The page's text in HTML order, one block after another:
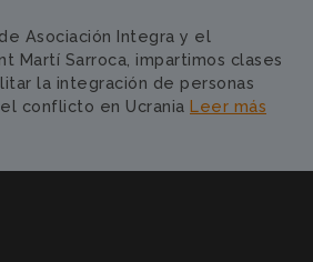
Asociación Integra y el
Martí Sarroca, impartimos clases
la integración de personas
conflicto en Ucrania Leer más